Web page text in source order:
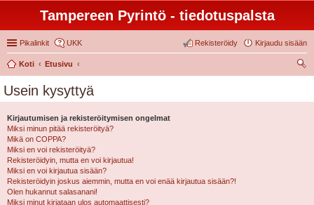
Tampereen Pyrintö - tiedotuspalsta
Pikalinkit UKK Kirjaudu sisään
Rekisteröidy
Koti
Etusivu
Usein kysyttyä
Kirjautumisen ja rekisteröitymisen ongelmat
Miksi minun pitää rekisteröityä?
Mikä on COPPA?
Miksi en voi rekisteröityä?
Rekisteröidyin, mutta en voi kirjautua!
Miksi en voi kirjautua sisään?
Rekisteröidyin joskus aiemmin, mutta en voi enää kirjautua sisään?!
Olen hukannut salasanani!
Miksi minut kirjataan ulos automaattisesti?